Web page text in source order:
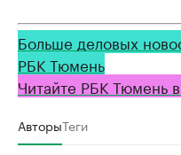
Больше деловых
РБК Тюмень
Читайте РБК Тюмень
АвторыТеги